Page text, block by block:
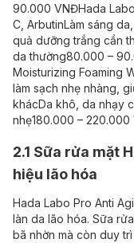
90.000 VNĐHada
C, ArbutinLàm sáng
quả dưỡng trắng cần
da thường80.000 –
Moisturizing Foaming
làm sạch nhẹ nhàng,
khácDa khô, da nhạy
nhẹ180.000 – 220.000
2.1 Sữa rửa mặt
hiệu lão hóa
Hada Labo Pro Anti
làn da lão hóa. Sữa
bã nhờn mà còn duy